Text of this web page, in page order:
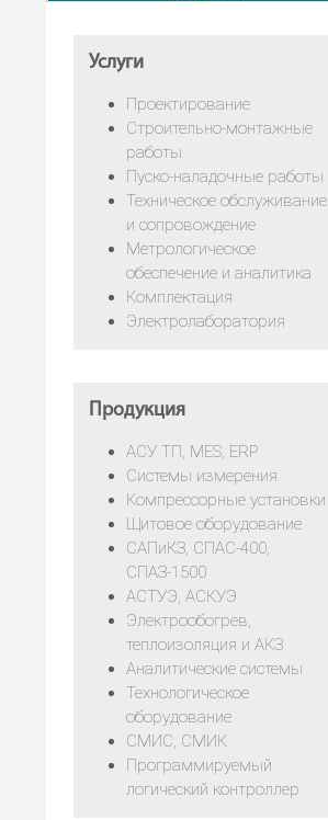
Услуги
Проектирование
Строительно-монтажные
работы
Пуско-наладочные работы
Техническое обслуживание
и сопровождение
Метрологическое
обеспечение и аналитика
Комплектация
Электролаборатория
Продукция
АСУ ТП, MES, ERP
Системы измерения
Компрессорные установки
Щитовое оборудование
САПиКЗ, СПАС-400,
СПАЗ-1500
АСТУЭ, АСКУЭ
Электрообогрев,
теплоизоляция и АКЗ
Аналитические системы
Технологическое
оборудование
СМИС, СМИК
Программируемый
логический контроллер